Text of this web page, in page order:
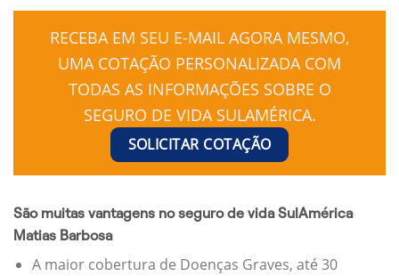
RECEBA EM SEU E-MAIL AGORA MESMO,
UMA COTAÇÃO PERSONALIZADA COM
TODAS AS INFORMAÇÕES SOBRE O
SEGURO DE VIDA SULAMÉRICA.
SOLICITAR COTAÇÃO
São muitas vantagens no seguro de vida SulAmérica
Matias Barbosa
A maior cobertura de Doenças Graves, até 30